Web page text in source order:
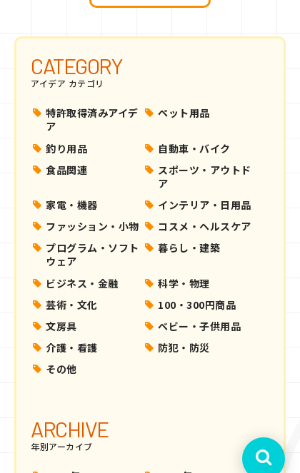
CATEGORY
アイデア カテゴリ
特許取得済みアイデ
ア
ペット用品
釣り用品
自動車・バイク
食品関連
スポーツ・アウトド
ア
家電・機器
インテリア・日用品
ファッション・小物
コスメ・ヘルスケア
プログラム・ソフト
ウェア
暮らし・建築
ビジネス・金融
科学・物理
芸術・文化
100・300円商品
文房具
ベビー・子供用品
介護・看護
防犯・防災
その他
ARCHIVE
年別アーカイブ